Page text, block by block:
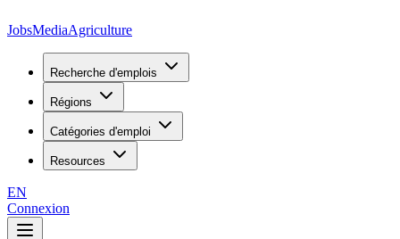
JobsMediaAgriculture
Recherche d'emplois
Régions
Catégories d'emploi
Resources
EN
Connexion